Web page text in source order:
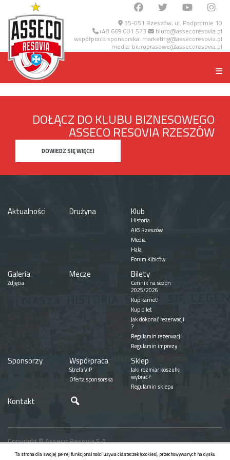
35-051 Rzeszów, ul. Podpromie 10
+48 669 001 573 biuro@assecoresovia.pl
współpraca sponsorska: marketing@assecoresovia.pl
media: biuroprasowe@assecoresovia.pl
DOŁĄCZ DO KLUBU BIZNESOWEGO
ASSECO RESOVIA RZESZÓW
DOWIEDZ SIĘ WIĘCEJ
Aktualności Drużyna Klub
Historia
AKS Rzeszów
Media
Hala
Forum Kibiców
Galeria
Zdjęcia
Mecze Bilety
Cennik na sezon
2025/2026
Kup karnet!
Kup bilet
Jak dokonać rezerwacji
?
Regulamin rezerwacji
Regulamin imprezy
Sponsorzy Współpraca
Strefa VIP
Oferta sponsorska
Sklep
Jaki rozmiar koszulki
wybrać?
Regulamin sklepu
Kontakt
Copyright © Asseco Resovia S.A.
Realizacja
Ta strona dla swojej pełnej funkcjonalności używa ciasteczek (cookies), przechowywanych na dysku